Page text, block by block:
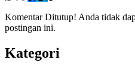
Komentar Ditutup! Anda tidak
postingan ini.
Kategori